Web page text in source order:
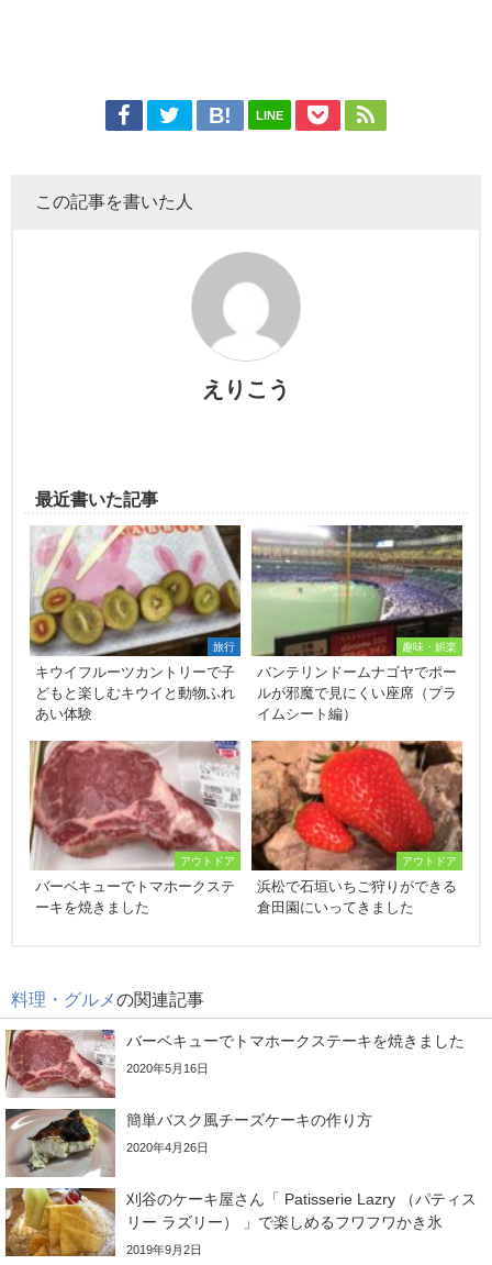
LINE
この記事を書いた人
えりこう
最近書いた記事
旅行
キウイフルーツカントリーで子
どもと楽しむキウイと動物ふれ
あい体験
趣味・娯楽
バンテリンドームナゴヤでポー
ルが邪魔で見にくい座席（プラ
イムシート編）
アウトドア
バーベキューでトマホークステ
ーキを焼きました
アウトドア
浜松で石垣いちご狩りができる
倉田園にいってきました
料理・グルメの関連記事
バーベキューでトマホークステーキを焼きました
2020年5月16日
簡単バスク風チーズケーキの作り方
2020年4月26日
刈谷のケーキ屋さん「 Patisserie Lazry （パティス
リー ラズリー） 」で楽しめるフワフワかき氷
2019年9月2日